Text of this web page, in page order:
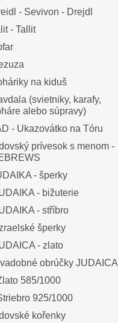
- Sevivon - Drejdl
- Tallit
na kiduš
(svietniky, karafy,
alebo súpravy)
- Ukazovátko na Tóru
prívesok s menom -
- šperky
- bižuterie
- stříbro
Izraelské šperky
- zlato
obrúčky JUDAICA
585/1000
925/1000
kořenky